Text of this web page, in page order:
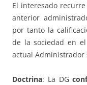
El interesado
anterior
por tanto la
de la sociedad en
actual Administrador
Doctrina: La DG